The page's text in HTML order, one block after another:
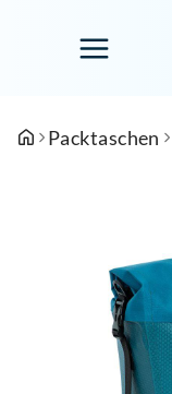
Packtaschen